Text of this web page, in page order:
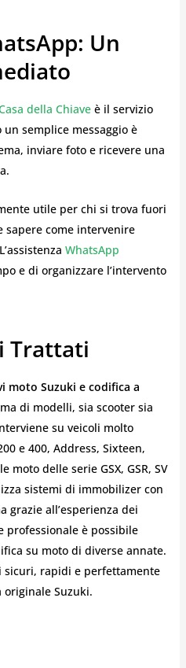
Un
della Chiaveè il servizio
un semplice messaggio è
inviare foto e ricevere una
utile per chi si trova fuori
sapere come intervenire
WhatsApp
e di organizzare l’intervento
Trattati
moto Suzuki e codifica a
di modelli, sia scooter sia
su veicoli molto
e 400, Address, Sixteen,
moto delle serie GSX, GSR, SV
sistemi di immobilizer con
grazie all’esperienza dei
professionale è possibile
su moto di diverse annate.
sicuri, rapidi e perfettamente
Suzuki.